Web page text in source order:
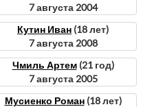
7 августа 2004
Кутин Иван (18 лет)
7 августа 2008
Чмиль Артем(21 год)
7 августа 2005
Мусиенко Роман(18 лет)